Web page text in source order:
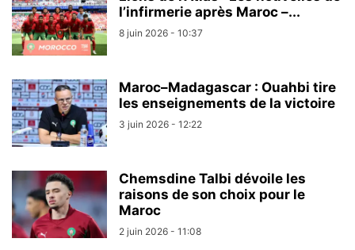
l’infirmerie après Maroc –...
8 juin 2026 - 10:37
Maroc–Madagascar : Ouahbi tire
les enseignements de la victoire
3 juin 2026 - 12:22
Chemsdine Talbi dévoile les
raisons de son choix pour le
Maroc
2 juin 2026 - 11:08